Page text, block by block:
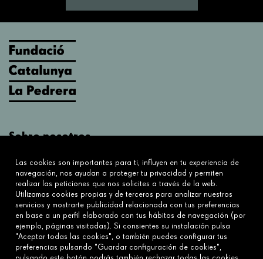
Sobre nosotros
Sobre nosotros
Conecta
Contáctanos
Preguntas frecuentes
Las cookies son importantes para ti, influyen en tu experiencia de
navegación, nos ayudan a proteger tu privacidad y permiten
realizar las peticiones que nos solicites a través de la web.
Utilizamos cookies propias y de terceros para analizar nuestros
servicios y mostrarte publicidad relacionada con tus preferencias
en base a un perfil elaborado con tus hábitos de navegación (por
ejemplo, páginas visitadas). Si consientes su instalación pulsa
"Aceptar todas las cookies", o también puedes configurar tus
preferencias pulsando "Guardar configuración de cookies",